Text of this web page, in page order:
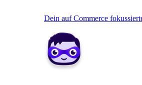
Dein auf Commerce